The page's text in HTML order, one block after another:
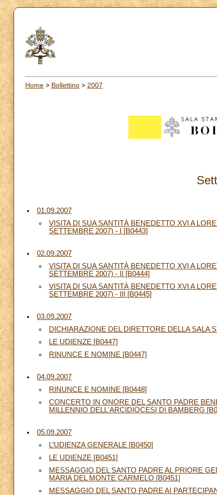
Home > Bollettino > 2007
01.09.2007
VISITA DI SUA SANTITÀ BENEDETTO XVI A
SETTEMBRE 2007) - I [B0443]
02.09.2007
VISITA DI SUA SANTITÀ BENEDETTO XVI A
SETTEMBRE 2007) - II [B0444]
VISITA DI SUA SANTITÀ BENEDETTO XVI A
SETTEMBRE 2007) - III [B0445]
03.09.2007
DICHIARAZIONE DEL DIRETTORE DELLA SALA
LE UDIENZE [B0447]
RINUNCE E NOMINE [B0447]
04.09.2007
RINUNCE E NOMINE [B0448]
CONCERTO IN ONORE DEL SANTO PADRE
MILLENNIO DELL'ARCIDIOCESI DI BAMBERG
05.09.2007
L’UDIENZA GENERALE [B0450]
LE UDIENZE [B0451]
MESSAGGIO DEL SANTO PADRE AL PRIORE
MARIA DEL MONTE CARMELO [B0451]
MESSAGGIO DEL SANTO PADRE AI